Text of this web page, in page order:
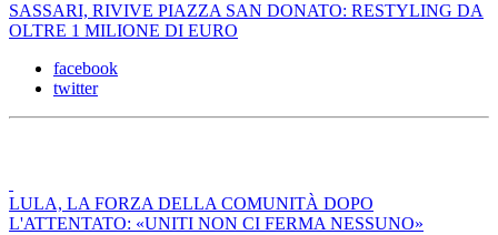
SASSARI, RIVIVE PIAZZA SAN DONATO: RESTYLING DA
OLTRE 1 MILIONE DI EURO
facebook
twitter
LULA, LA FORZA DELLA COMUNITÀ DOPO
L'ATTENTATO: «UNITI NON CI FERMA NESSUNO»